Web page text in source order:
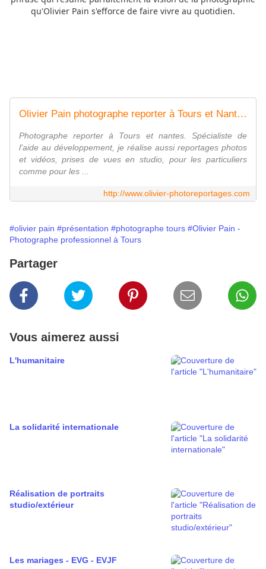
qu'Olivier Pain s'efforce de faire vivre au quotidien.
Olivier Pain photographe reporter à Tours et Nantes, le blog
Photographe reporter à Tours et nantes. Spécialiste de
l'aide au développement, je réalise aussi reportages photos
et vidéos, prises de vues en studio, pour les particuliers
comme pour les ...
http://www.olivier-photoreportages.com
#olivier pain #présentation #photographe tours #Olivier Pain -
Photographe professionnel à Tours
Partager
Vous aimerez aussi
L'humanitaire
La solidarité internationale
Réalisation de portraits
studio/extérieur
Les mariages - EVG - EVJF